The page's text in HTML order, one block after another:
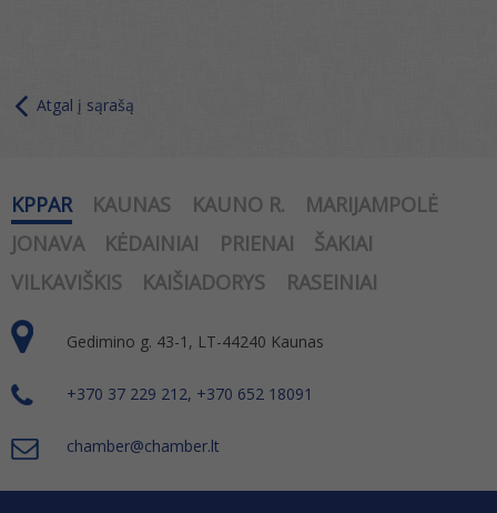
Atgal į sąrašą
KPPAR KAUNAS KAUNO R.
MARIJAMPOLĖ
JONAVA
KĖDAINIAI PRIENAI
ŠAKIAI
VILKAVIŠKIS
KAIŠIADORYS RASEINIAI
Gedimino g. 43-1, LT-44240 Kaunas
+370 37 229 212, +370 652 18091
chamber@chamber.lt